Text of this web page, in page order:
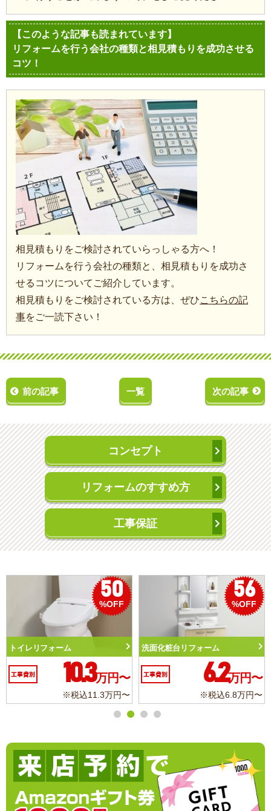
【このような記事も読まれています】
リフォームを行う会社の種類と相見積もりを成功させる
コツ！
相見積もりをご検討されていらっしゃる方へ！
リフォームを行う会社の種類と、相見積もりを成功さ
せるコツについてご紹介しています。
相見積もりをご検討されている方は、ぜひこちらの記
事をご一読下さい！
前の記事 一覧 次の記事
コンセプト
リフォームのすすめ方
工事保証
50
%OFF
トイレリフォーム
工事費別 10.3万円〜
※税込11.3万円〜
56
%OFF
洗面化粧台リフォーム
工事費別 6.2万円〜
※税込6.8万円〜